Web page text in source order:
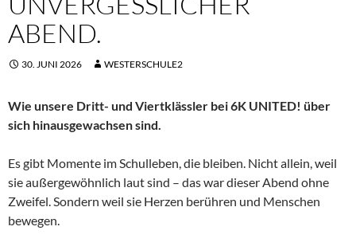
ABEND.
30. JUNI 2026 WESTERSCHULE2
Wie unsere Dritt- und Viertklässler bei 6K UNITED! über
sich hinausgewachsen sind.
Es gibt Momente im Schulleben, die bleiben. Nicht allein, weil
sie außergewöhnlich laut sind – das war dieser Abend ohne
Zweifel. Sondern weil sie Herzen berühren und Menschen
bewegen.